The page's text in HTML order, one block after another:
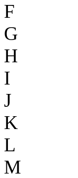
F
G
H
I
J
K
L
M